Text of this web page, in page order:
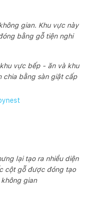
gian. Khu vực này
bằng gỗ tiện nghi
vực bếp - ăn và khu
chia bằng sàn giật cấp
lại tạo ra nhiều diện
cột gỗ được đóng tạo
gian